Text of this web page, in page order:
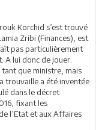
Korchid s’est trouvé
Zribi (Finances), est
pas particulièrement
A lui donc de jouer.
que ministre, mais
trouvaille a été inventée
dans le décret
fixant les
l’Etat et aux Affaires